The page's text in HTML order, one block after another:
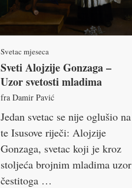
Svetac mjeseca
Sveti Alojzije Gonzaga –
Uzor svetosti mladima
fra Damir Pavić
Jedan svetac se nije oglušio na
te Isusove riječi: Alojzije
Gonzaga, svetac koji je kroz
stoljeća brojnim mladima uzor
čestitoga …